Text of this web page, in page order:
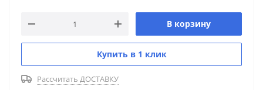
В корзину
Купить в 1 клик
Рассчитать ДОСТАВКУ